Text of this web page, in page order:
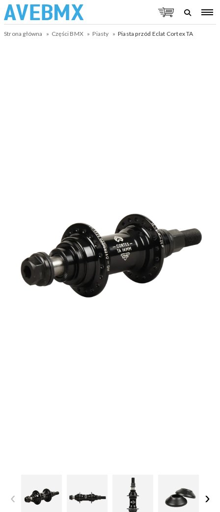
Strona główna Części BMX Piasty Piasta przód Eclat Cortex TA
‹ ›